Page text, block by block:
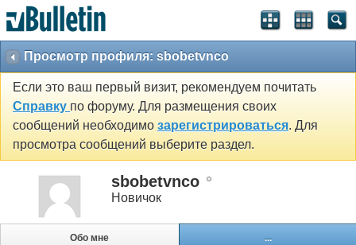
Просмотр профиля: sbobetvnco
Если это ваш первый визит, рекомендуем почитать
Справку по форуму. Для размещения своих
сообщений необходимо зарегистрироваться. Для
просмотра сообщений выберите раздел.
sbobetvnco
Новичок
Обо мне ...